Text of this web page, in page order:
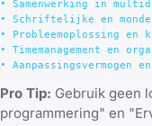
• Samenwerking in
• Schriftelijke en
• Probleemoplossing en
• Timemanagement en
Pro Tip: Gebruik geen
programmering" en